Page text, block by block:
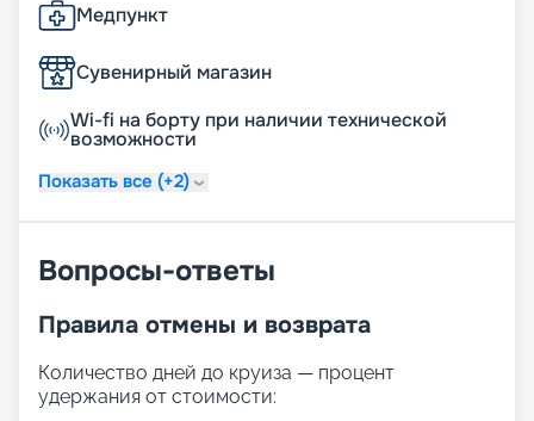
Медпункт
Сувенирный магазин
Wi-fi на борту при наличии технической
возможности
Показать все (+2)
Вопросы-ответы
Правила отмены и возврата
Количество дней до круиза — процент
удержания от стоимости: